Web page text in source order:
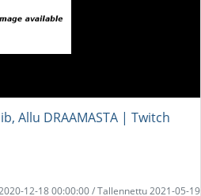
Allu DRAAMASTA | Twitch
12-18 00:00:00 / Tallennettu 2021-05-19